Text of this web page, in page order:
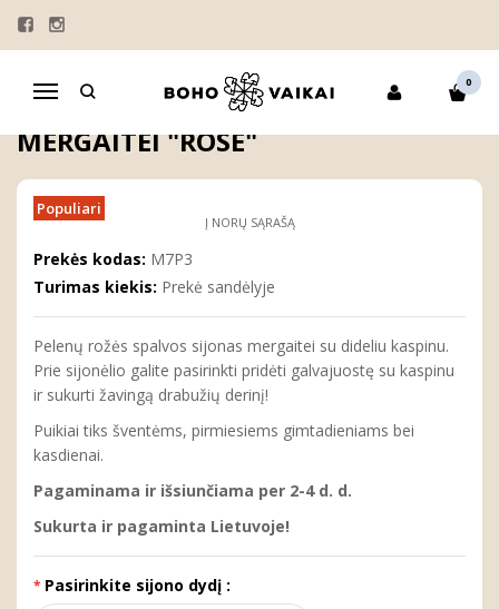
Navigacija
0
Pagrindinis
Pelenų rožės spalvos sijonas mergaitei "Rose"
PELENŲ ROŽĖS SPALVOS SIJONAS
MERGAITEI "ROSE"
Populiari
Į NORŲ SĄRAŠĄ
Prekės kodas: M7P3
Turimas kiekis: Prekė sandėlyje
Pelenų rožės spalvos sijonas mergaitei su dideliu kaspinu.
Prie sijonėlio galite pasirinkti pridėti galvajuostę su kaspinu
ir sukurti žavingą drabužių derinį!
Puikiai tiks šventėms, pirmiesiems gimtadieniams bei
kasdienai.
Pagaminama ir išsiunčiama per 2-4 d. d.
Sukurta ir pagaminta Lietuvoje!
Pasirinkite sijono dydį :